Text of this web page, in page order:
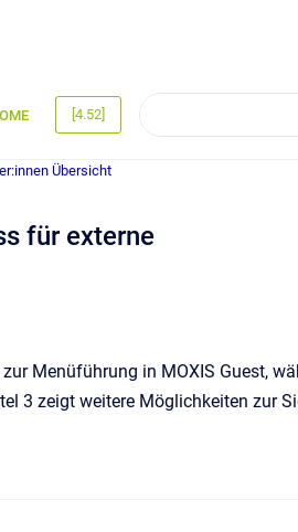
[4.52]
Übersicht
für externe
Menüführung in MOXIS Guest,
3 zeigt weitere Möglichkeiten zur